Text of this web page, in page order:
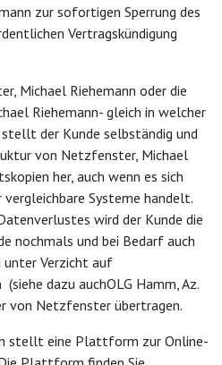
zur sofortigen Sperrung des
Vertragskündigung
Michael Riehemann oder die
Riehemann- gleich in welcher
der Kunde selbständig und
von Netzfenster, Michael
her, auch wenn es sich
vergleichbare Systeme handelt.
wird der Kunde die
nochmals und bei Bedarf auch
Verzicht auf
dazu auchOLG Hamm, Az.
von Netzfenster übertragen.
stellt eine Plattform zur Online-